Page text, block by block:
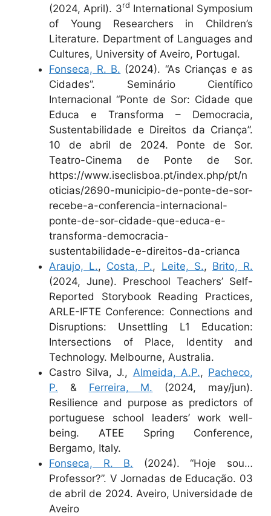
(2024, April). 3rd International Symposium
of Young Researchers in Children’s
Literature. Department of Languages and
Cultures, University of Aveiro, Portugal.
Fonseca, R. B. (2024). “As Crianças e as
Cidades”. Seminário Científico
Internacional “Ponte de Sor: Cidade que
Educa e Transforma – Democracia,
Sustentabilidade e Direitos da Criança”.
10 de abril de 2024. Ponte de Sor.
Teatro-Cinema de Ponte de Sor.
https://www.iseclisboa.pt/index.php/pt/n
oticias/2690-municipio-de-ponte-de-sor-
recebe-a-conferencia-internacional-
ponte-de-sor-cidade-que-educa-e-
transforma-democracia-
sustentabilidade-e-direitos-da-crianca
Araujo, L., Costa, P., Leite, S., Brito, R.
(2024, June). Preschool Teachers’ Self-
Reported Storybook Reading Practices,
ARLE-IFTE Conference: Connections and
Disruptions: Unsettling L1 Education:
Intersections of Place, Identity and
Technology. Melbourne, Australia.
Castro Silva, J., Almeida, A.P., Pacheco,
P. & Ferreira, M. (2024, may/jun).
Resilience and purpose as predictors of
portuguese school leaders’ work well-
being. ATEE Spring Conference,
Bergamo, Italy.
Fonseca, R. B. (2024). “Hoje sou…
Professor?”. V Jornadas de Educação. 03
de abril de 2024. Aveiro, Universidade de
Aveiro